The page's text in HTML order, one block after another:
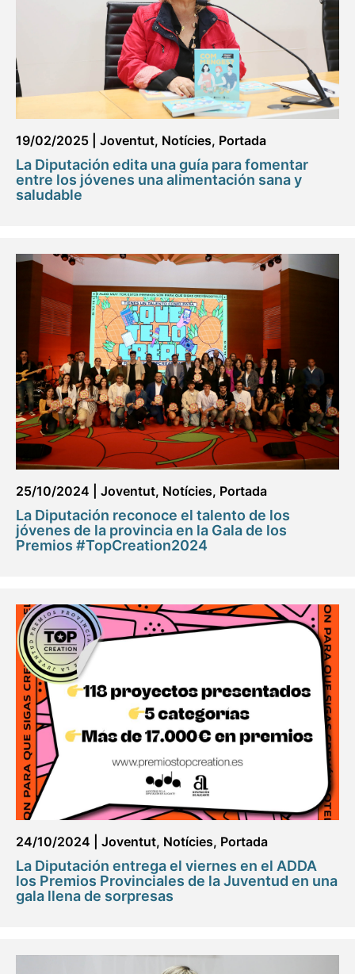
19/02/2025 Joventut, Notícies, Portada
La Diputación edita una guía para fomentar
entre los jóvenes una alimentación sana y
saludable
25/10/2024 Joventut, Notícies, Portada
La Diputación reconoce el talento de los
jóvenes de la provincia en la Gala de los
Premios #TopCreation2024
24/10/2024 Joventut, Notícies, Portada
La Diputación entrega el viernes en el ADDA
los Premios Provinciales de la Juventud en una
gala llena de sorpresas